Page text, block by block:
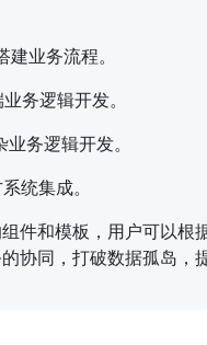
业务流程。
务逻辑开发。
务逻辑开发。
统集成。
件和模板，用户可以
协同，打破数据孤岛，